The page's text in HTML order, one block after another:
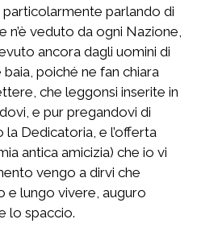
particolarmente parlando di
n’è veduto da ogni Nazione,
ancora dagli uomini di
poiché ne fan chiara
che leggonsi inserite in
e pur pregandovi di
Dedicatoria, e l’offerta
antica amicizia) che io vi
vengo a dirvi che
e lungo vivere, auguro
lo spaccio.